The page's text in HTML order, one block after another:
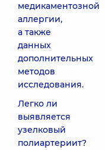
медикаментозной
аллергии,
а также
данных
дополнительных
методов
исследования.
Легко ли
выявляется
узелковый
полиартериит?